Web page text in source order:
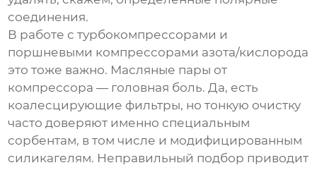
соединения.
В работе с турбокомпрессорами и
поршневыми компрессорами азота/кислорода
это тоже важно. Масляные пары от
компрессора — головная боль. Да, есть
коалесцирующие фильтры, но тонкую очистку
часто доверяют именно специальным
сорбентам, в том числе и модифицированным
силикагелям. Неправильный подбор приводит